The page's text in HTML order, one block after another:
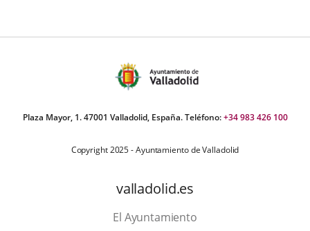
Plaza Mayor, 1. 47001 Valladolid, España. Teléfono:+34 983 426 100
Copyright 2025 - Ayuntamiento de Valladolid
valladolid.es
El Ayuntamiento